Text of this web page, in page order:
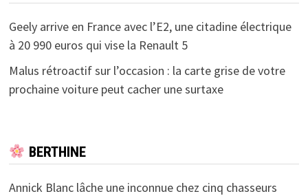
Geely arrive en France avec l’E2, une citadine électrique
à 20 990 euros qui vise la Renault 5
Malus rétroactif sur l’occasion : la carte grise de votre
prochaine voiture peut cacher une surtaxe
BERTHINE
Annick Blanc lâche une inconnue chez cinq chasseurs